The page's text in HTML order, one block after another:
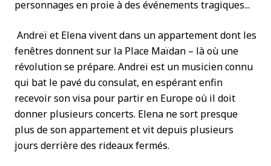
personnages en proie à des événements tragiques...
Andreï et Elena vivent dans un appartement dont les
fenêtres donnent sur la Place Maïdan – là où une
révolution se prépare. Andreï est un musicien connu
qui bat le pavé du consulat, en espérant enfin
recevoir son visa pour partir en Europe où il doit
donner plusieurs concerts. Elena ne sort presque
plus de son appartement et vit depuis plusieurs
jours derrière des rideaux fermés.